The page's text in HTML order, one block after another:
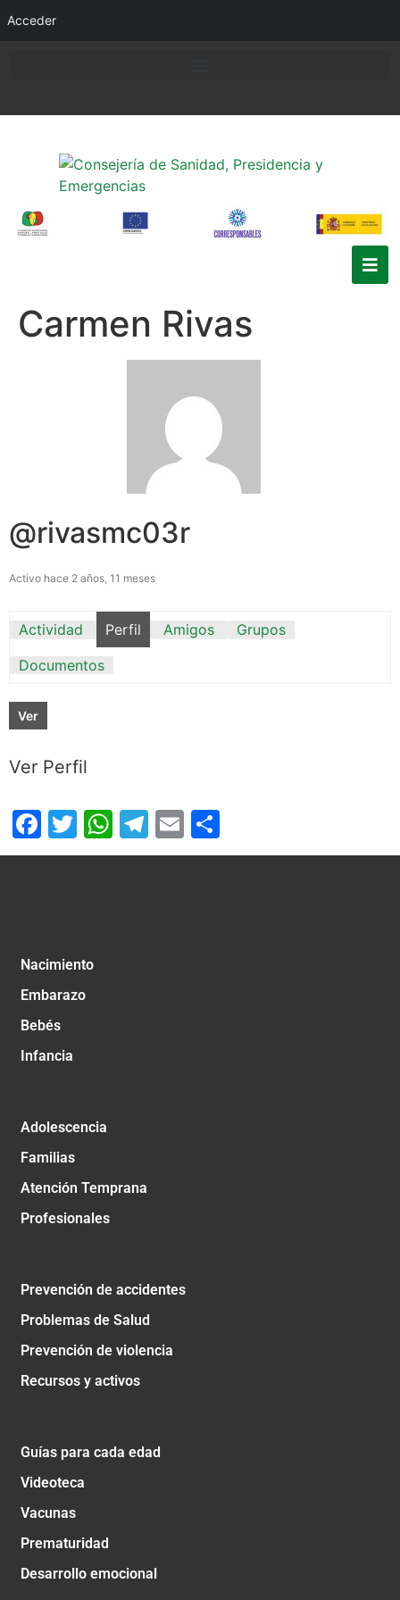
Acceder
Carmen Rivas
@rivasmc03r
Activo hace 2 años, 11 meses
Actividad Perfil Amigos
Grupos
Documentos
Ver
Ver Perfil
Facebook
Twitter
WhatsApp
Telegram
Email
Nacimiento
Embarazo
Bebés
Infancia
Adolescencia
Familias
Atención Temprana
Profesionales
Prevención de accidentes
Problemas de Salud
Prevención de violencia
Recursos y activos
Guías para cada edad
Videoteca
Vacunas
Prematuridad
Desarrollo emocional